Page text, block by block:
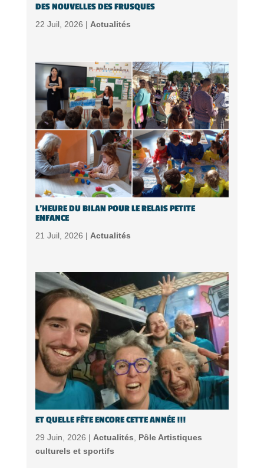
DES NOUVELLES DES FRUSQUES
22 Juil, 2026 | Actualités
L’HEURE DU BILAN POUR LE RELAIS PETITE
ENFANCE
21 Juil, 2026 | Actualités
ET QUELLE FÊTE ENCORE CETTE ANNÉE !!!
29 Juin, 2026 | Actualités
Pôle Artistiques
culturels et sportifs